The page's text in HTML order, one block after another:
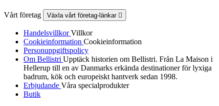
Vårt företag Växla vårt företag-länkar 
HandelsvillkorVillkor
Cookieinformation Cookieinformation
Personuppgiftspolicy
Om Bellistri Upptäck historien om Bellistri. Från La Maison i
Hellerup till en av Danmarks erkända destinationer för lyxiga
badrum, kök och europeiskt hantverk sedan 1998.
Erbjudande Våra specialprodukter
Butik